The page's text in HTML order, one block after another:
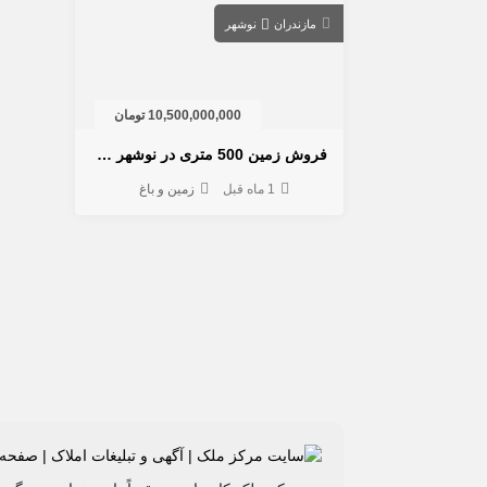
مازندران نوشهر
10,500,000,000 تومان
فروش زمین 500 متری در نوشهر مازندران | روستای ملکار
1 ماه قبل زمین و باغ